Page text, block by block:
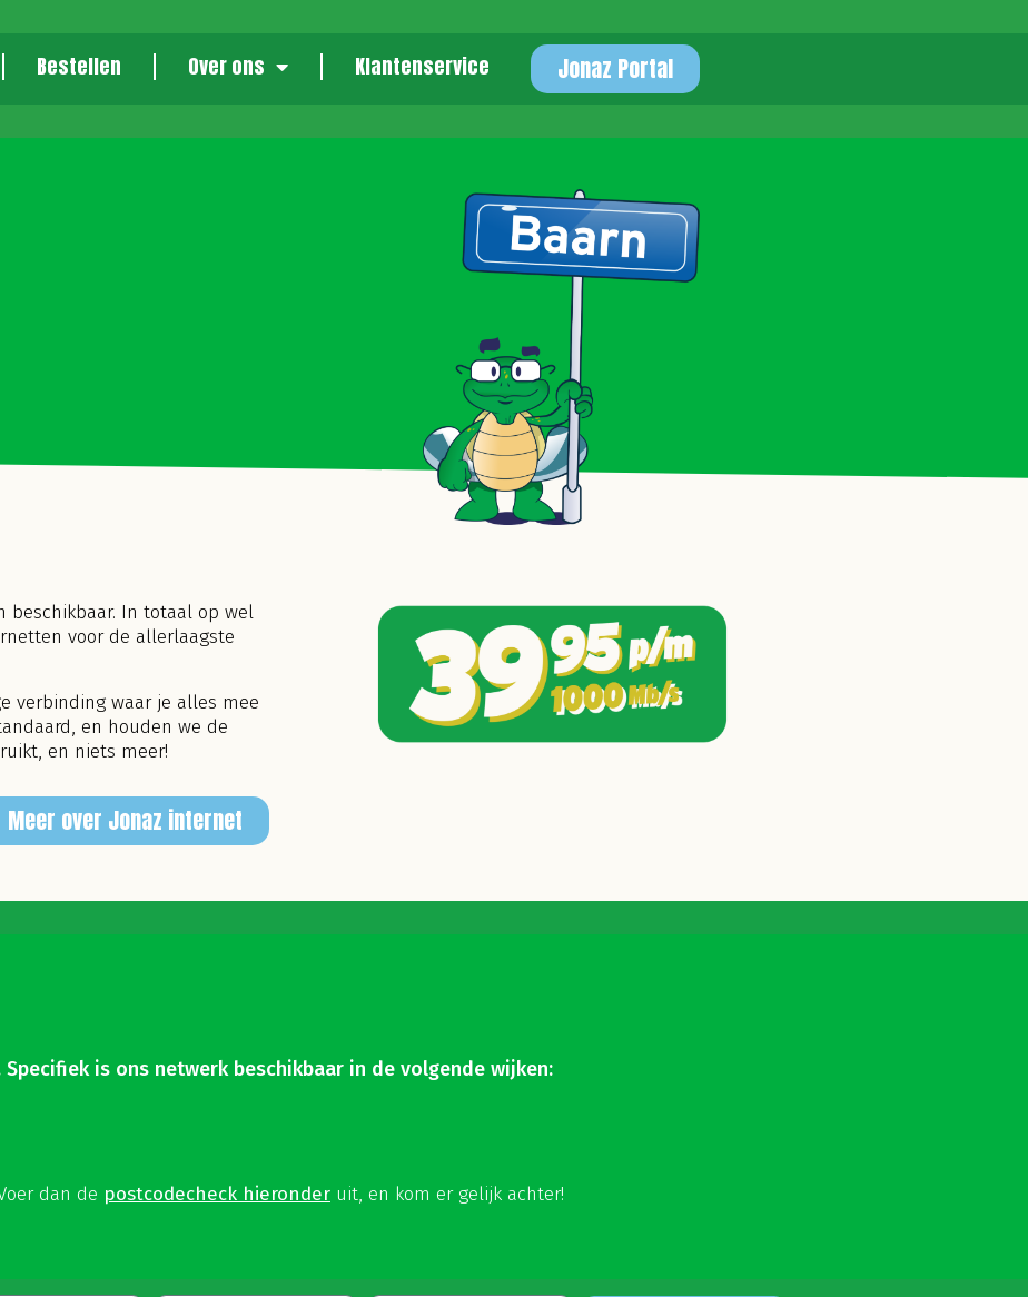
Bestellen Over ons Klantenservice Jonaz Portal
beschikbaar. In totaal op wel
voor de allerlaagste
verbinding waar je alles mee
en houden we de
en niets meer!
Meer over Jonaz internet
is ons netwerk beschikbaar in de volgende wijken:
dan de postcodecheck hieronder uit, en kom er gelijk achter!